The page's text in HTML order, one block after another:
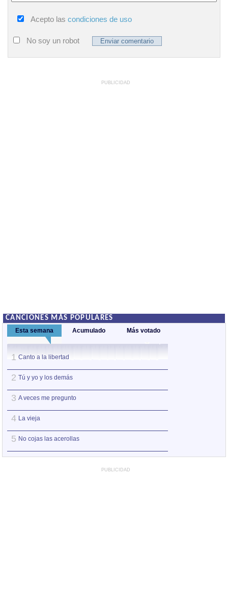
Acepto las condiciones de uso
No soy un robot
PUBLICIDAD
CANCIONES MÁS POPULARES
Esta semana Acumulado Más votado
1 Canto a la libertad
2 Tú y yo y los demás
3 A veces me pregunto
4 La vieja
5 No cojas las acerollas
PUBLICIDAD